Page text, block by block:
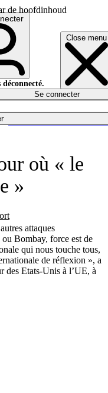
de hoofdinhoud
Close menu
déconnecté.
Se connecter
où « le
»
attaques
Bombay, force est de
qui nous touche tous,
de réflexion », a
des Etats-Unis à l’UE, à